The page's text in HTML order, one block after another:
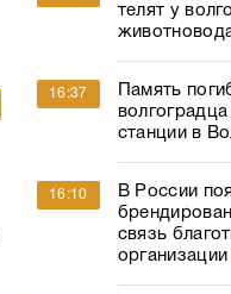
телят у
16:37
Память
станции в
16:10
В России
связь
организации